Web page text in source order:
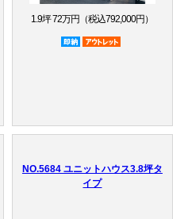
1.9坪 72万円（税込792,000円）
即納品
NO.5684 ユニットハウス3.8坪タ
イプ